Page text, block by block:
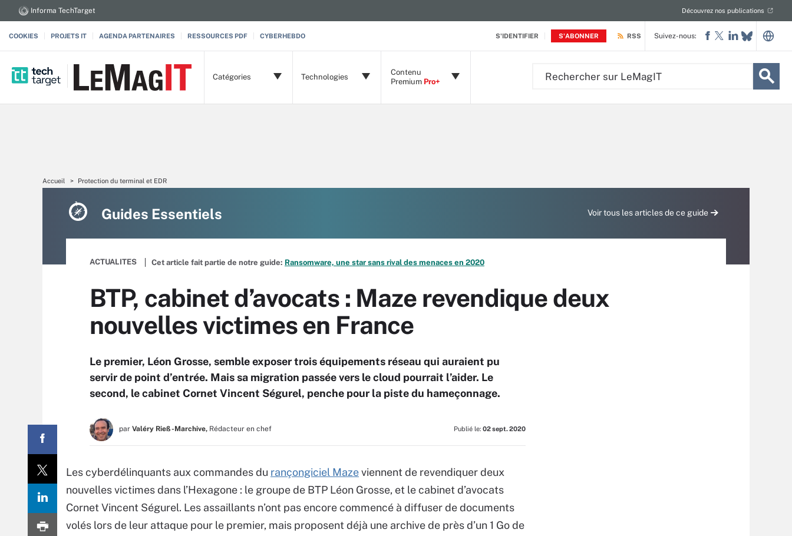
S'IDENTIFIER S'ABONNER
Informa TechTarget Découvrez nos publications
COOKIES PROJETS IT AGENDA PARTENAIRES RESSOURCES PDF CYBERHEBDO RSS
Catégories Technologies
Contenu
Premium Pro+
Suivez-nous:
Accueil Protection du terminal et EDR
Guides Essentiels Voir tous les articles de ce guide
ACTUALITES Cet article fait partie de notre guide: Ransomware, une star sans rival des menaces en 2020
BTP, cabinet d’avocats : Maze revendique deux
nouvelles victimes en France
Le premier, Léon Grosse, semble exposer trois équipements réseau qui auraient pu
servir de point d’entrée. Mais sa migration passée vers le cloud pourrait l’aider. Le
second, le cabinet Cornet Vincent Ségurel, penche pour la piste du hameçonnage.
par Valéry Rieß-Marchive, Rédacteur en chef Publié le: 02 sept. 2020
Les cyberdélinquants aux commandes du rançongiciel Mazeviennent de revendiquer deux
nouvelles victimes dans l’Hexagone : le groupe de BTP Léon Grosse, et le cabinet d’avocats
Cornet Vincent Ségurel. Les assaillants n’ont pas encore commencé à diffuser de documents
volés lors de leur attaque pour le premier, mais proposent déjà une archive de près d’un 1 Go de